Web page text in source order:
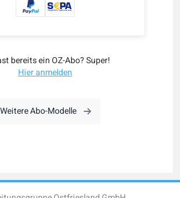
bereits ein OZ-Abo? Super!
Hier anmelden
Weitere Abo-Modelle